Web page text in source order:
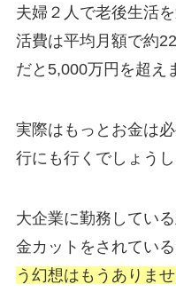
夫婦２人で老後生活
活費は平均月額で約
だと5,000万円を超え
実際はもっとお金は
行にも行くでしょう
大企業に勤務してい
金カットをされている
う幻想はもうありませ